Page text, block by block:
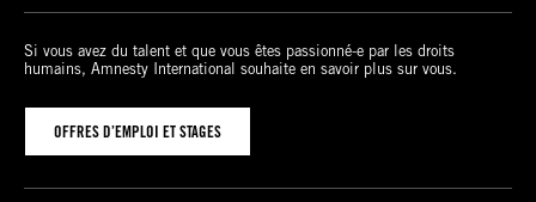
Si vous avez du talent et que vous êtes passionné-e par les droits
humains, Amnesty International souhaite en savoir plus sur vous.
OFFRES D’EMPLOI ET STAGES